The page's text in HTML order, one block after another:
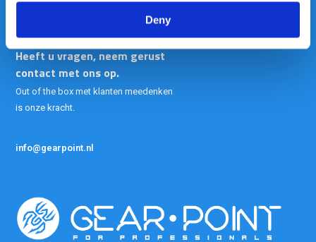
Deny
Heeft u vragen, neem gerust
contact met ons op.
Out of the box met klanten meedenken
is onze kracht.
info@gearpoint.nl